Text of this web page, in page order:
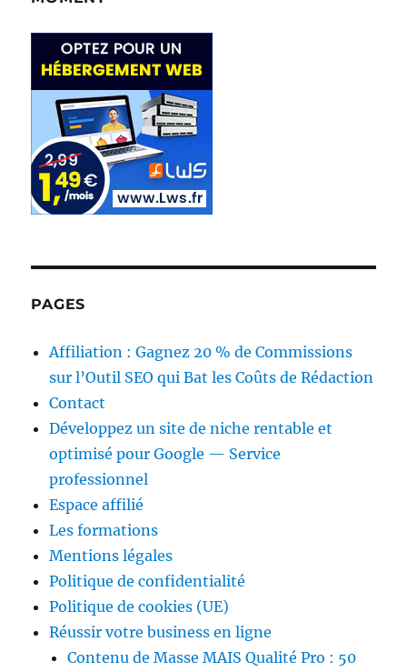
PAGES
Affiliation : Gagnez 20 % de Commissions
sur l’Outil SEO qui Bat les Coûts de Rédaction
Contact
Développez un site de niche rentable et
optimisé pour Google — Service
professionnel
Espace affilié
Les formations
Mentions légales
Politique de confidentialité
Politique de cookies (UE)
Réussir votre business en ligne
Contenu de Masse MAIS Qualité Pro : 50